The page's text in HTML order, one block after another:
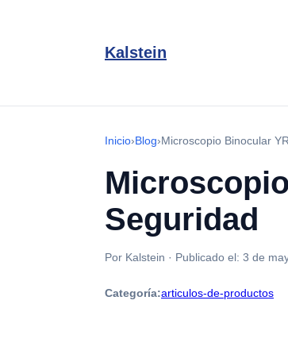
Kalstein
Inicio›Blog›Microscopio Binocular
Seguridad
Por Kalstein · Publicado el: 3 de
Categoría:articulos-de-productos